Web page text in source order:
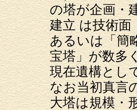
の塔が企画・
建立 は技術面
あるいは「簡
宝塔」が数多
現在遺構とし
なお当初真言
大塔は規模・